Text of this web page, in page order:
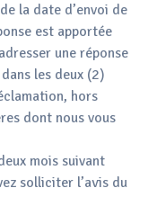
la date d’envoi de
est apportée
une réponse
les deux (2)
hors
dont nous vous
mois suivant
solliciter l’avis du